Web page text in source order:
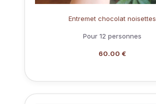
Entremet chocolat noisettes
Pour 12 personnes
60.00 €